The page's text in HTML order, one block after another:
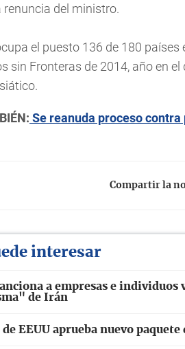
renuncia del ministro.
el puesto 136 de 180
sin Fronteras de 2014, año en
Se reanuda proceso
Compartir la
interesar
a empresas e
de Irán
de EEUU aprueba nuevo paquete